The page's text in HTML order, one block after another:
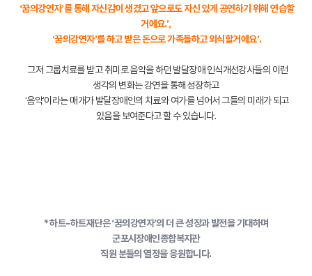
‘꿈의강연자’를 통해 자신감이 생겼고 앞으로도 자신 있게 공연하기 위해 연습할
거에요.’,
‘꿈의강연자’를 하고 받은 돈으로 가족들하고 외식할거에요’.
그저 그룹치료를 받고 취미로 음악을 하던 발달장애 인식개선강사들의 이런
생각의 변화는 강연을 통해 성장하고
‘음악’이라는 매개가 발달장애인의 치료와 여가를 넘어서 그들의 미래가 되고
있음을 보여준다고 할 수 있습니다.
* 하트-하트재단은 ‘꿈의강연자’의 더 큰 성장과 발전을 기대하며
군포시장애인종합복지관
직원 분들의 열정을 응원합니다.